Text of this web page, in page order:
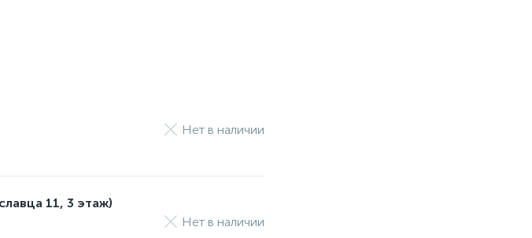
Нет в наличии
11, 3 этаж)
Нет в наличии